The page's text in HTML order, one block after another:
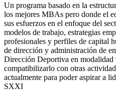
Un programa basado en la
los mejores MBAs pero donde el
sus esfuerzos en el enfoque del
modelos de trabajo, estrategias
profesionales y perfiles de capital
de dirección y administración de
Dirección Deportiva en modalidad
compatibilizarlo con otras
actualmente para poder aspirar a
SXXI